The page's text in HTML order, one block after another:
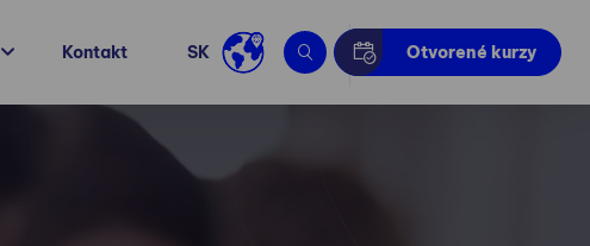
Kontakt SK Otvorené kurzy